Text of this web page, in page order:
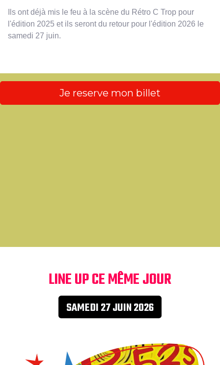
Ils ont déjà mis le feu à la scène du Rétro C Trop pour
l'édition 2025 et ils seront du retour pour l'édition 2026 le
samedi 27 juin.
Je reserve mon billet
LINE UP CE MÊME JOUR
SAMEDI 27 JUIN 2026